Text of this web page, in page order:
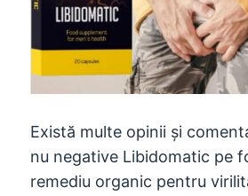
Există multe opinii și
nu negative Libidomatic pe
remediu organic pentru